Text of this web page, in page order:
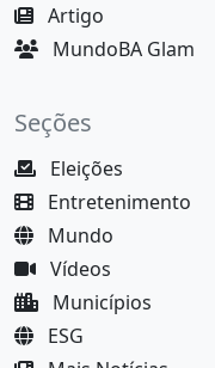
Artigo
MundoBA Glam
Seções
Eleições
Entretenimento
Mundo
Vídeos
Municípios
ESG